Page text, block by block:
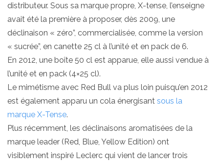
distributeur. Sous sa marque propre, X-tense, l’enseigne
avait été la première à proposer, dès 2009, une
déclinaison « zéro”, commercialisée, comme la version
« sucrée”, en canette 25 cl à l’unité et en pack de 6.
En 2012, une boîte 50 cl est apparue, elle aussi vendue à
l’unité et en pack (4×25 cl).
Le mimétisme avec Red Bull va plus loin puisqu’en 2012
est également apparu un cola énergisant sous la
marque X-Tense.
Plus récemment, les déclinaisons aromatisées de la
marque leader (Red, Blue, Yellow Edition) ont
visiblement inspiré Leclerc qui vient de lancer trois